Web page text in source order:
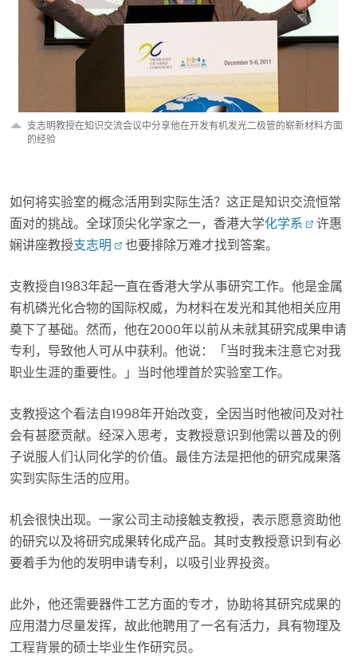
支志明教授在知识交流会议中分享他在开发有机发光二极管的崭新材料方面
的经验
如何将实验室的概念活用到实际生活？这正是知识交流恒常
面对的挑战。全球顶尖化学家之一，香港大学化学系
许惠
娴讲座教授支志明 也要排除万难才找到答案。
支教授自1983年起一直在香港大学从事研究工作。他是金属
有机磷光化合物的国际权威，为材料在发光和其他相关应用
奠下了基础。然而，他在2000年以前从未就其研究成果申请
专利，导致他人可从中获利。他说：「当时我未注意它对我
职业生涯的重要性。」当时他埋首於实验室工作。
支教授这个看法自1998年开始改变，全因当时他被问及对社
会有甚麽贡献。经深入思考，支教授意识到他需以普及的例
子说服人们认同化学的价值。最佳方法是把他的研究成果落
实到实际生活的应用。
机会很快出现。一家公司主动接触支教授，表示愿意资助他
的研究以及将研究成果转化成产品。其时支教授意识到有必
要着手为他的发明申请专利，以吸引业界投资。
此外，他还需要器件工艺方面的专才，协助将其研究成果的
应用潜力尽量发挥，故此他聘用了一名有活力，具有物理及
工程背景的硕士毕业生作研究员。